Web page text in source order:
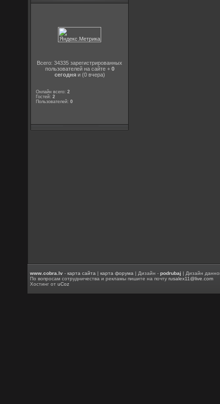
Всего: 34335 зарегистрированных
пользователей на сайте + 0
сегодняи (0 вчера)
Онлайн всего:2
Гостей:2
Пользователей:0
www.cobra.lv -карта сайта |карта форума | Дизайн -podrubaj | Дизайн
По вопросам сотрудничества и рекламы пишите на почтуrusalex11@live.com
Хостинг отuCoz